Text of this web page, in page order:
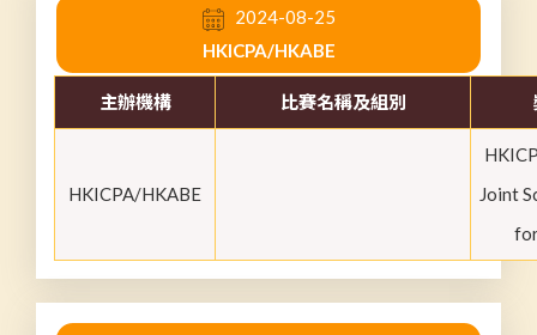
2024-08-25
HKICPA/HKABE
主辦機構 比賽名稱及組別
HKICPA/HKABE
Joint